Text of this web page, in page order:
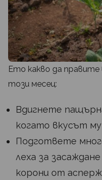
Ето какво да правите
този месец:
Вдигнете
когато вкусът
Подгответе
леха за
корони от